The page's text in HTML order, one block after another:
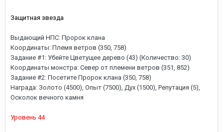
Защитная звезда
Выдающий НПС: Пророк клана
Координаты: Племя ветров (350, 758)
Задание #1: Убейте Цветущее дерево (43) (Количество: 30)
Координаты монстра: Север от племени ветров (351, 852)
Задание #2: Посетите Пророк клана (350, 758)
Награда: Золото (4500), Опыт (7500), Дух (1500), Репутация (5),
Осколок вечного камня
Уровень 44